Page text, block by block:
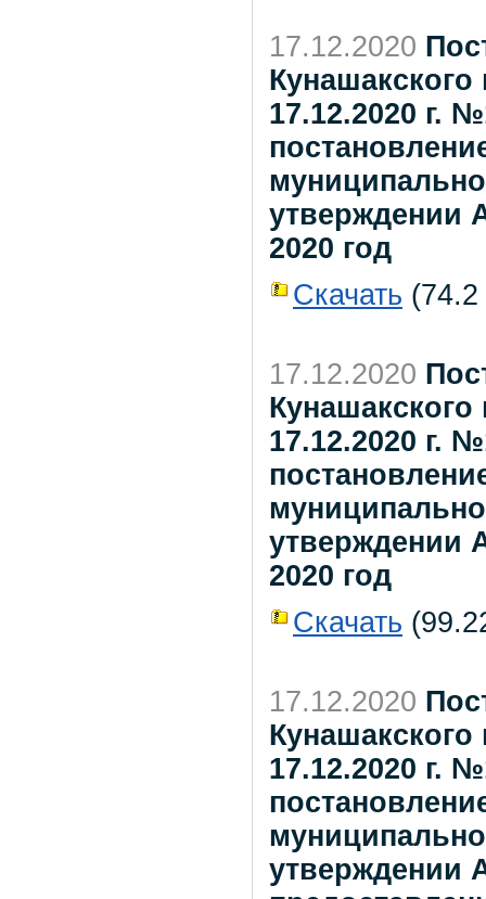
17.12.2020
17.12.2020 г.
утверждении
2020 год
Скачать
17.12.2020
17.12.2020 г.
утверждении
2020 год
Скачать
17.12.2020
17.12.2020 г.
утверждении